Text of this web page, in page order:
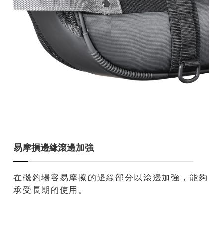
易摩損邊緣滾邊加強
在磯釣場容易摩擦的邊緣部分以滾邊加強，能夠
承受長期的使用。